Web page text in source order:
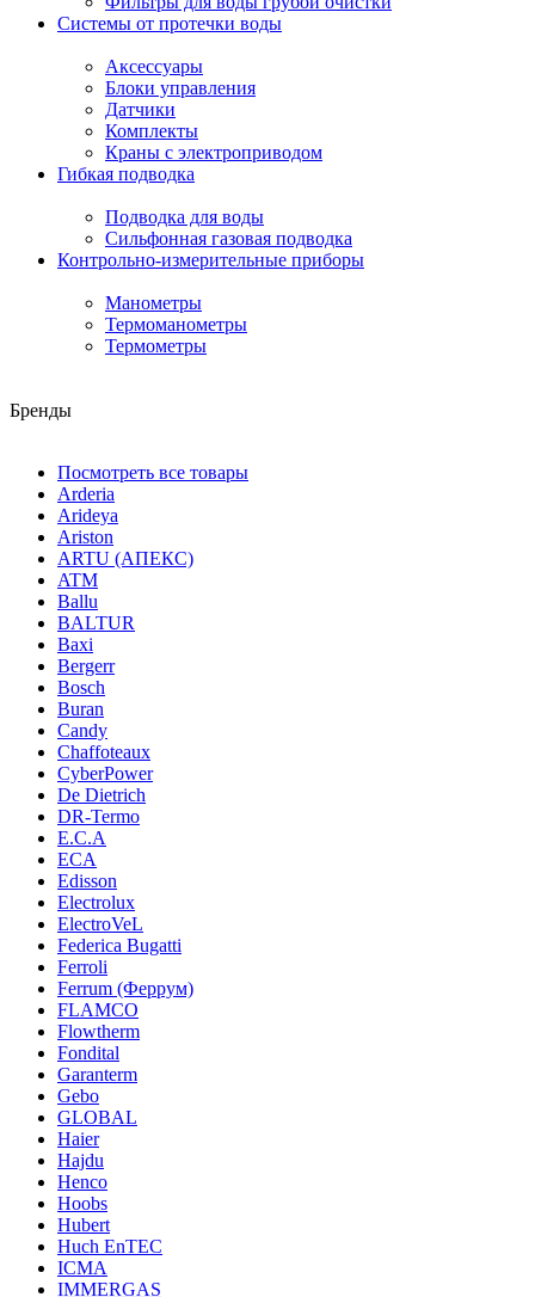
Системы от протечки воды
Аксессуары
Блоки управления
Датчики
Комплекты
Краны с электроприводом
Гибкая подводка
Подводка для воды
Сильфонная газовая подводка
Контрольно-измерительные приборы
Манометры
Термоманометры
Термометры
Бренды
Посмотреть все товары
Arderia
Arideya
Ariston
ARTU (АПЕКС)
ATM
Ballu
BALTUR
Baxi
Bergerr
Bosch
Buran
Candy
Chaffoteaux
CyberPower
De Dietrich
DR-Termo
E.C.A
ECA
Edisson
Electrolux
ElectroVeL
Federica Bugatti
Ferroli
Ferrum (Феррум)
FLAMCO
Flowtherm
Fondital
Garanterm
Gebo
GLOBAL
Haier
Hajdu
Henco
Hoobs
Hubert
Huch EnTEC
ICMA
IMMERGAS